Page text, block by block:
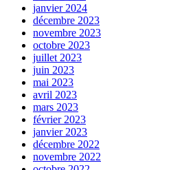
janvier 2024
décembre 2023
novembre 2023
octobre 2023
juillet 2023
juin 2023
mai 2023
avril 2023
mars 2023
février 2023
janvier 2023
décembre 2022
novembre 2022